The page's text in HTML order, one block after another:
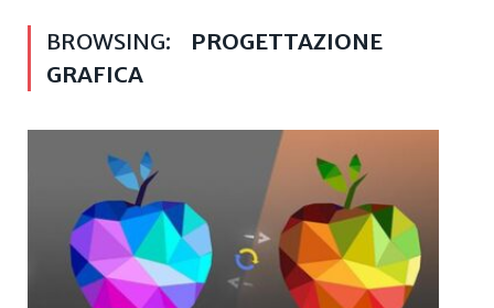
BROWSING:
PROGETTAZIONE
GRAFICA